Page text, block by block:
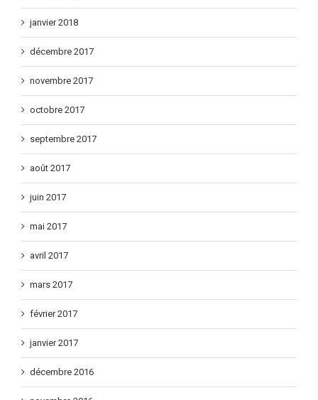
février 2018
janvier 2018
décembre 2017
novembre 2017
octobre 2017
septembre 2017
août 2017
juin 2017
mai 2017
avril 2017
mars 2017
février 2017
janvier 2017
décembre 2016